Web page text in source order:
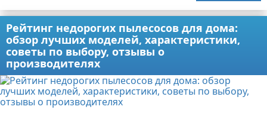
Рейтинг недорогих пылесосов для дома:
обзор лучших моделей, характеристики,
советы по выбору, отзывы о
производителях